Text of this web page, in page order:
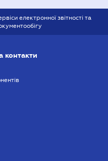
електронної звітності та
контакти